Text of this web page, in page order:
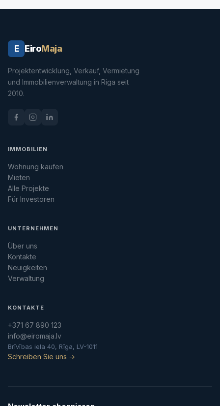
E EiroMaja
Projektentwicklung, Verkauf, Vermietung
und Immobilienverwaltung in Riga seit
2010.
IMMOBILIEN
Wohnung kaufen
Mieten
Alle Projekte
Für Investoren
UNTERNEHMEN
Über uns
Kontakte
Neuigkeiten
Verwaltung
KONTAKTE
+371 67 890 123
info@eiromaja.lv
Brīvības iela 40, Rīga, LV-1011
Schreiben Sie uns →